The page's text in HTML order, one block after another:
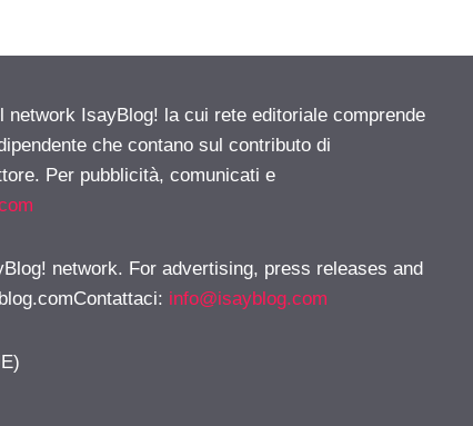
network IsayBlog! la cui rete editoriale comprende
che contano sul contributo di
Per pubblicità, comunicati e
network. For advertising, press releases and
: info@isayblog.com